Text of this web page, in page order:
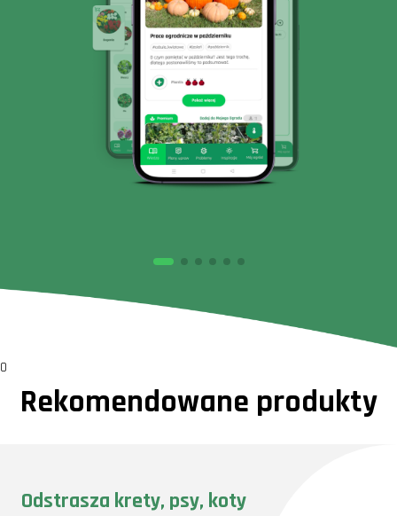
0
Rekomendowane produkty
Odstrasza krety, psy, koty